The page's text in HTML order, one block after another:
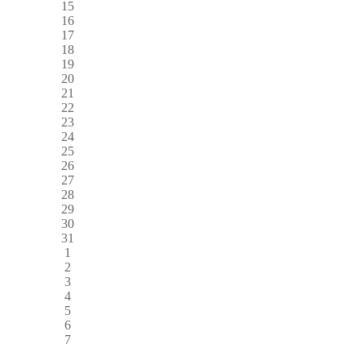
15
16
17
18
19
20
21
22
23
24
25
26
27
28
29
30
31
1
2
3
4
5
6
7